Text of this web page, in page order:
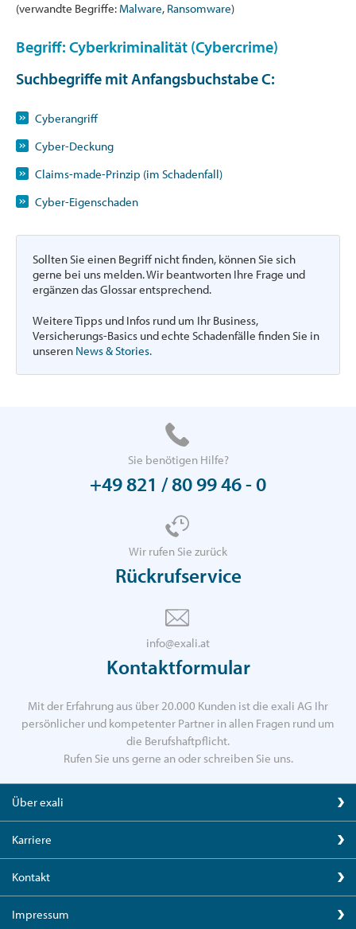
(verwandte Begriffe: Malware, Ransomware)
Begriff: Cyberkriminalität (Cybercrime)
Suchbegriffe mit AnfangsbuchstabeC:
Cyberangriff
Cyber-Deckung
Claims-made-Prinzip (im Schadenfall)
Cyber-Eigenschaden
Sollten Sie einen Begriff nicht finden, können Sie sich
gerne bei uns melden. Wir beantworten Ihre Frage und
ergänzen das Glossar entsprechend.
Weitere Tipps und Infos rund um Ihr Business,
Versicherungs-Basics und echte Schadenfälle finden Sie in
unseren News & Stories.
Sie benötigen Hilfe?
+49 821 / 80 99 46 - 0
Wir rufen Sie zurück
Rückrufservice
info@exali.at
Kontaktformular
Mit der Erfahrung aus über 20.000 Kunden ist die exali AG Ihr
persönlicher und kompetenter Partner in allen Fragen rund um
die Berufshaftpflicht.
Rufen Sie uns gerne an oder schreiben Sie uns.
Über exali
Karriere
Kontakt
Impressum